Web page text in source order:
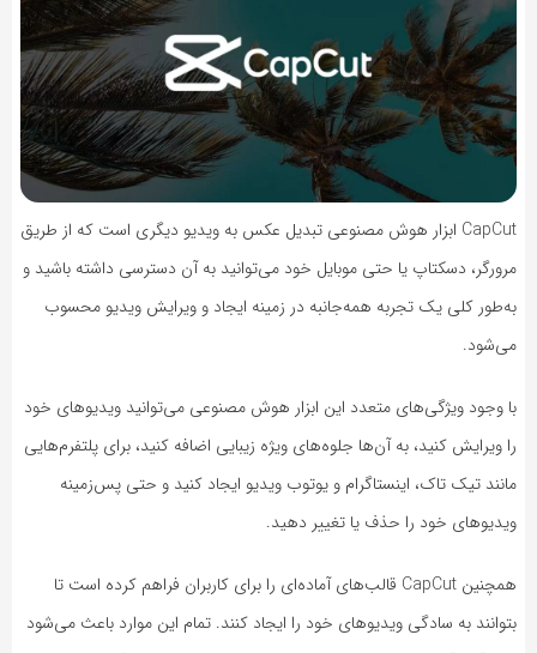
CapCut ابزار هوش مصنوعی تبدیل عکس به ویدیو دیگری است که از طریق
مرورگر، دسکتاپ یا حتی موبایل خود می‌توانید به آن دسترسی داشته باشید و
به‌طور کلی یک تجربه همه‌جانبه در زمینه ایجاد و ویرایش ویدیو محسوب
می‌شود.
با وجود ویژگی‌های متعدد این ابزار هوش مصنوعی می‌توانید ویدیوهای خود
را ویرایش کنید، به آن‌ها جلوه‌های ویژه زیبایی اضافه کنید، برای پلتفرم‌هایی
مانند تیک تاک، اینستاگرام و یوتوب ویدیو ایجاد کنید و حتی پس‌زمینه
ویدیوهای خود را حذف یا تغییر دهید.
همچنین CapCut قالب‌های آماده‌ای را برای کاربران فراهم کرده است تا
بتوانند به سادگی ویدیوهای خود را ایجاد کنند. تمام این موارد باعث می‌شود